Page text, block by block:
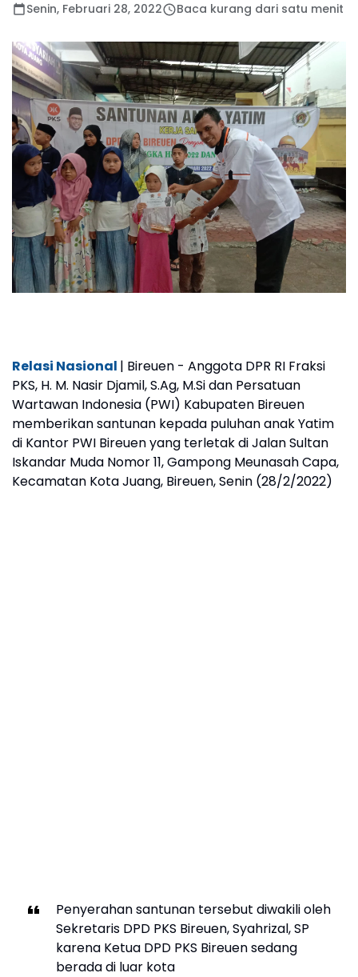
Senin, Februari 28, 2022 Baca kurang dari satu menit
Relasi Nasional | Bireuen - Anggota DPR RI Fraksi
PKS, H. M. Nasir Djamil, S.Ag, M.Si dan Persatuan
Wartawan Indonesia (PWI) Kabupaten Bireuen
memberikan santunan kepada puluhan anak Yatim
di Kantor PWI Bireuen yang terletak di Jalan Sultan
Iskandar Muda Nomor 11, Gampong Meunasah Capa,
Kecamatan Kota Juang, Bireuen, Senin (28/2/2022)
Penyerahan santunan tersebut diwakili oleh
Sekretaris DPD PKS Bireuen, Syahrizal, SP
karena Ketua DPD PKS Bireuen sedang
berada di luar kota